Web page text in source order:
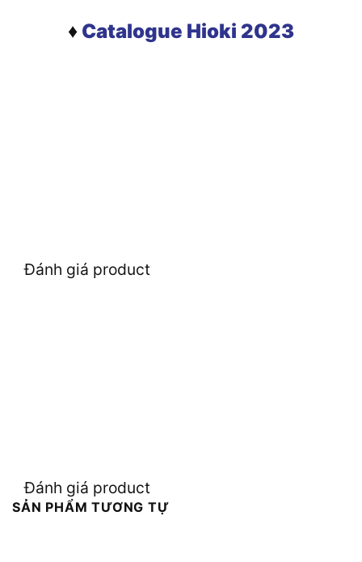
♦ Catalogue Hioki 2023
Đánh giá product
Đánh giá product
SẢN PHẨM TƯƠNG TỰ